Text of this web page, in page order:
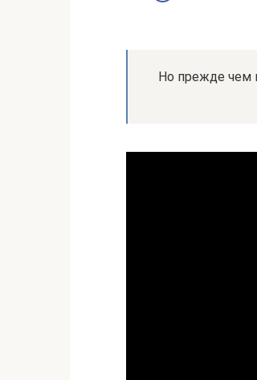
Но прежде чем